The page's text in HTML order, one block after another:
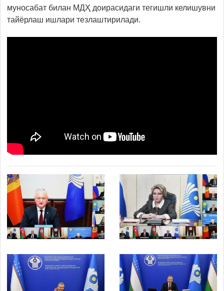
муносабат билан МДҲ доирасидаги тегишли келишувни
тайёрлаш ишлари тезлаштирилади.